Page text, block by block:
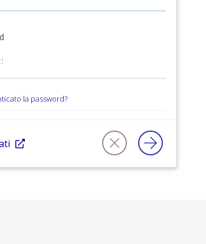
la password?